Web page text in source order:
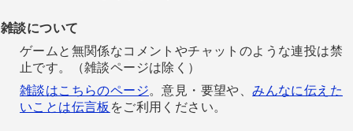
雑談について
ゲームと無関係なコメントやチャットのような連投は禁
止です。（雑談ページは除く）
雑談はこちらのページ。意見・要望や、みんなに伝えた
いことは伝言板 をご利用ください。